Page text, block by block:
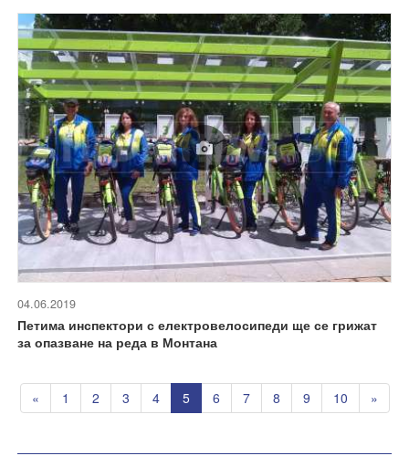
04.06.2019
Петима инспектори с електровелосипеди ще се грижат
за опазване на реда в Монтана
« 1 2 3 4 5 6 7 8 9 10 »